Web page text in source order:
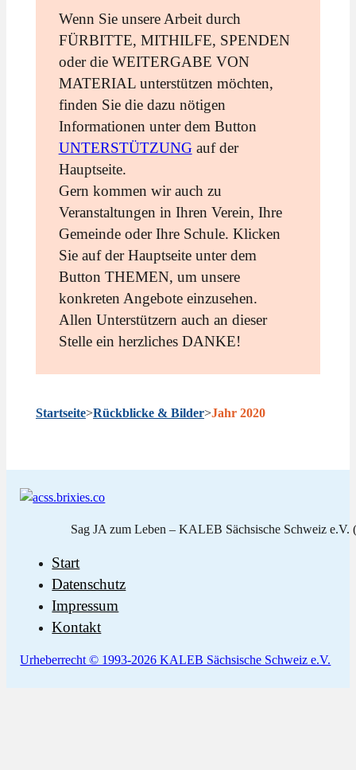
Wenn Sie unsere Arbeit durch
FÜRBITTE, MITHILFE, SPENDEN
oder die WEITERGABE VON
MATERIAL unterstützen möchten,
finden Sie die dazu nötigen
Informationen unter dem Button
UNTERSTÜTZUNG auf der
Hauptseite.
Gern kommen wir auch zu
Veranstaltungen in Ihren Verein, Ihre
Gemeinde oder Ihre Schule. Klicken
Sie auf der Hauptseite unter dem
Button THEMEN, um unsere
konkreten Angebote einzusehen.
Allen Unterstützern auch an dieser
Stelle ein herzliches DANKE!
Startseite>Rückblicke & Bilder>Jahr 2020
Sag JA zum Leben – KALEB Sächsische Schweiz e.V.
Start
Datenschutz
Impressum
Kontakt
Urheberrecht © 1993-2026 KALEB Sächsische Schweiz e.V.